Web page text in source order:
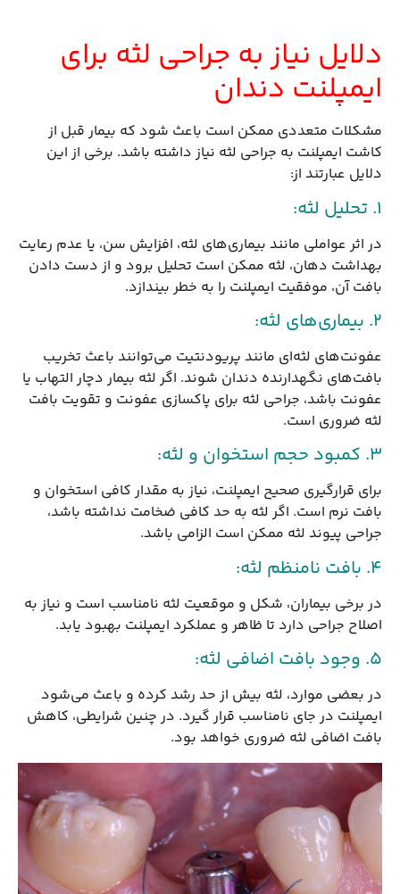
دلایل نیاز به جراحی لثه برای
ایمپلنت دندان
مشکلات متعددی ممکن است باعث شود که بیمار قبل از
کاشت ایمپلنت به جراحی لثه نیاز داشته باشد. برخی از این
دلایل عبارتند از:
1. تحلیل لثه:
در اثر عواملی مانند بیماری‌های لثه، افزایش سن، یا عدم رعایت
بهداشت دهان، لثه ممکن است تحلیل برود و از دست دادن
بافت آن، موفقیت ایمپلنت را به خطر بیندازد.
2. بیماری‌های لثه:
عفونت‌های لثه‌ای مانند پریودنتیت می‌توانند باعث تخریب
بافت‌های نگهدارنده دندان شوند. اگر لثه بیمار دچار التهاب یا
عفونت باشد، جراحی لثه برای پاکسازی عفونت و تقویت بافت
لثه ضروری است.
3. کمبود حجم استخوان و لثه:
برای قرارگیری صحیح ایمپلنت، نیاز به مقدار کافی استخوان و
بافت نرم است. اگر لثه به حد کافی ضخامت نداشته باشد،
جراحی پیوند لثه ممکن است الزامی باشد.
4. بافت نامنظم لثه:
در برخی بیماران، شکل و موقعیت لثه نامناسب است و نیاز به
اصلاح جراحی دارد تا ظاهر و عملکرد ایمپلنت بهبود یابد.
5. وجود بافت اضافی لثه:
در بعضی موارد، لثه بیش از حد رشد کرده و باعث می‌شود
ایمپلنت در جای نامناسب قرار گیرد. در چنین شرایطی، کاهش
بافت اضافی لثه ضروری خواهد بود.